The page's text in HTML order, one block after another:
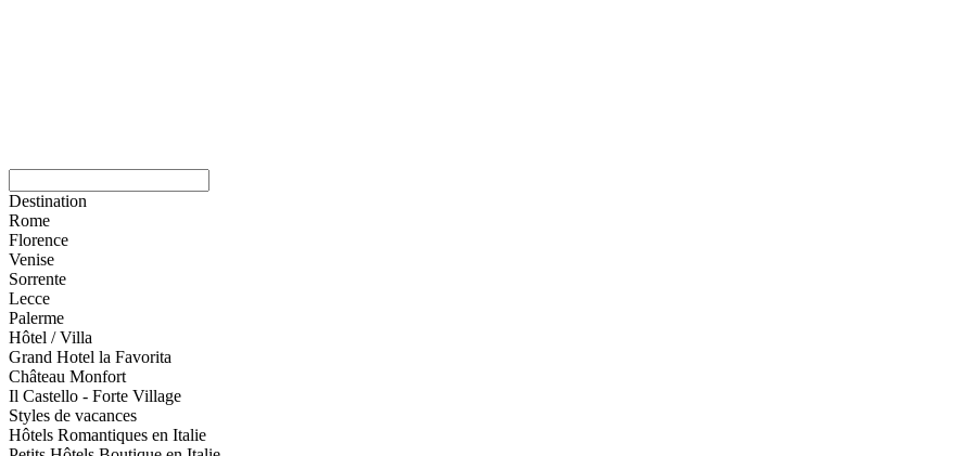
Destination
Rome
Florence
Venise
Sorrente
Lecce
Palerme
Hôtel / Villa
Grand Hotel la Favorita
Château Monfort
Il Castello - Forte Village
Styles de vacances
Hôtels Romantiques en Italie